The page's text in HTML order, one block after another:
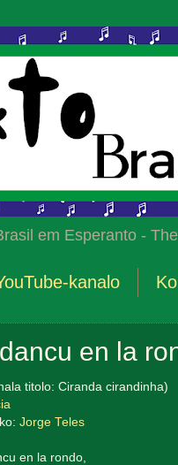
em Esperanto -
kanalo
en la
titolo: Ciranda cirandinha)
Jorge Teles
en la rondo,